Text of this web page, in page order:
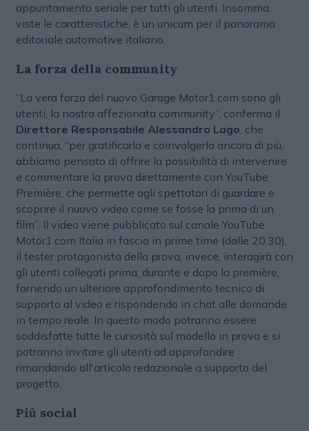
appuntamento seriale per tutti gli utenti. Insomma,
viste le caratteristiche, è un unicum per il panorama
editoriale automotive italiano.
La forza della community
“La vera forza del nuovo Garage Motor1.com sono gli
utenti, la nostra affezionata community”, conferma il
Direttore Responsabile Alessandro Lago, che
continua, “per gratificarla e coinvolgerla ancora di più,
abbiamo pensato di offrire la possibilità di intervenire
e commentare la prova direttamente con YouTube
Première, che permette agli spettatori di guardare e
scoprire il nuovo video come se fosse la prima di un
film”. Il video viene pubblicato sul canale YouTube
Motor1.com Italia in fascia in prime time (dalle 20.30),
il tester protagonista della prova, invece, interagirà con
gli utenti collegati prima, durante e dopo la première,
fornendo un ulteriore approfondimento tecnico di
supporto al video e rispondendo in chat alle domande
in tempo reale. In questo modo potranno essere
soddisfatte tutte le curiosità sul modello in prova e si
potranno invitare gli utenti ad approfondire
rimandando all'articolo redazionale a supporto del
progetto.
Più social